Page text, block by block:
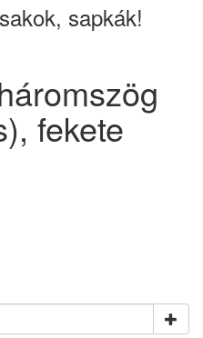
sapkák!
fekete